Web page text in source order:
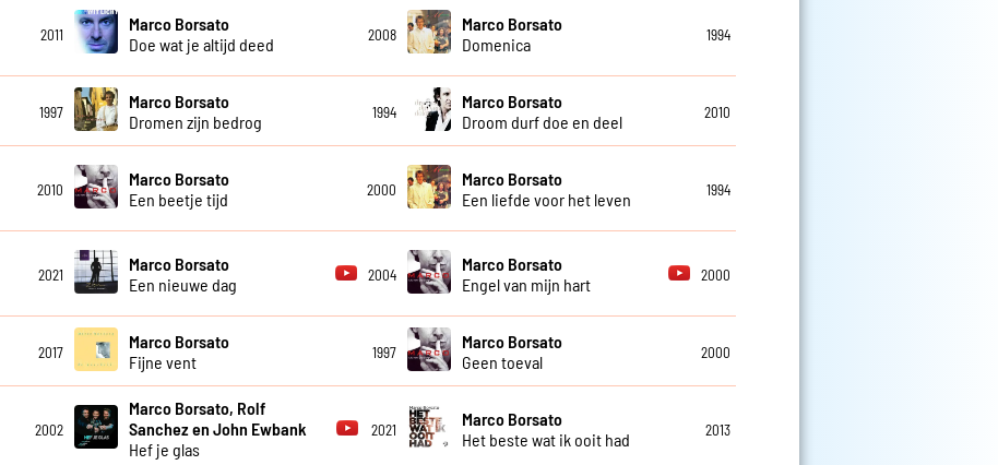
2011
Marco Borsato
Doe wat je altijd deed
2008
Marco Borsato
Domenica
1994
1997
Marco Borsato
Dromen zijn bedrog
1994
Marco Borsato
Droom durf doe en deel
2010
2010
Marco Borsato
Een beetje tijd
2000
Marco Borsato
Een liefde voor het leven
1994
2021
Marco Borsato
Een nieuwe dag
2004
Marco Borsato
Engel van mijn hart
2000
2017
Marco Borsato
Fijne vent
1997
Marco Borsato
Geen toeval
2000
2002
Marco Borsato, Rolf
Sanchez en John Ewbank
Hef je glas
2021
Marco Borsato
Het beste wat ik ooit had
2013